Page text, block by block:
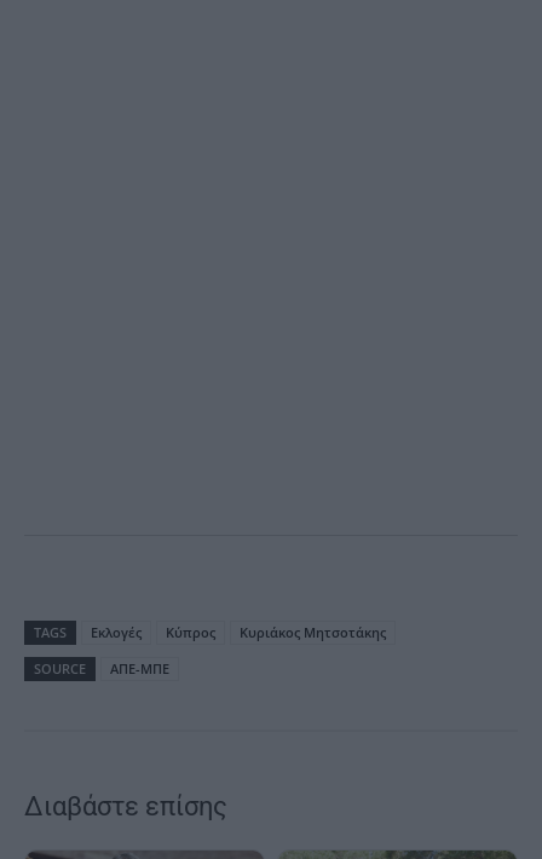
TAGS Εκλογές Κύπρος
Κυριάκος Μητσοτάκης
SOURCE
ΑΠΕ-ΜΠΕ
Διαβάστε επίσης